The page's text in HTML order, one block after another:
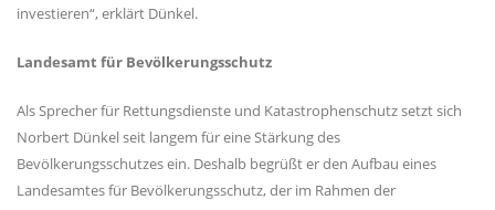
investieren“, erklärt Dünkel.
Landesamt für Bevölkerungsschutz
Als Sprecher für Rettungsdienste und Katastrophenschutz setzt sich
Norbert Dünkel seit langem für eine Stärkung des
Bevölkerungsschutzes ein. Deshalb begrüßt er den Aufbau eines
Landesamtes für Bevölkerungsschutz, der im Rahmen der